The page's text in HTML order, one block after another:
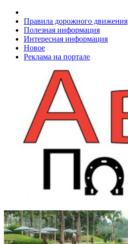
Правила дорожного движения
Полезная информация
Интересная информация
Новое
Реклама на портале